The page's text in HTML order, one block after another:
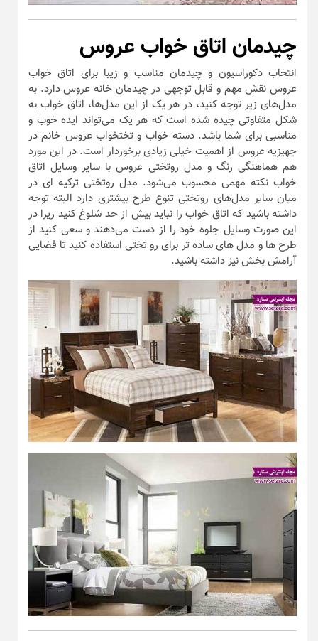
چیدمان اتاق خواب عروس
انتخاب دکوراسیون و چیدمان مناسب و زیبا برای اتاق خواب
عروس نقش مهم و قابل توجهی در چیدمان خانه عروس دارد. به
مدل‌های زیر توجه کنید، در هر یک از این مدل‌ها، اتاق خواب به
شکل متفاوتی چیده شده است که هر یک می‌تواند ایده خوب و
مناسبی برای شما باشد. دسته خواب و تختخواب عروس خانم در
جهیزیه عروس از اهمیت خیلی زیادی برخوردار است. در این مورد
هم هماهنگی رنگ و مدل روتختی عروس با سایر وسایل اتاق
خواب نکته مهمی محسوب می‌شود. مدل روتختی ترکیه ای در
میان سایر مدل‌های روتختی تنوع طرح بیشتری دارد البته توجه
داشته باشید که اتاق خواب را نباید بیش از حد شلوغ کنید زیرا در
این صورت وسایل جلوه خود را از دست می‌دهند و سعی کنید از
طرح ها و مدل های ساده تر برای رو تختی استفاده کنید تا فضایی
آرامش بخش نیز داشته باشید.